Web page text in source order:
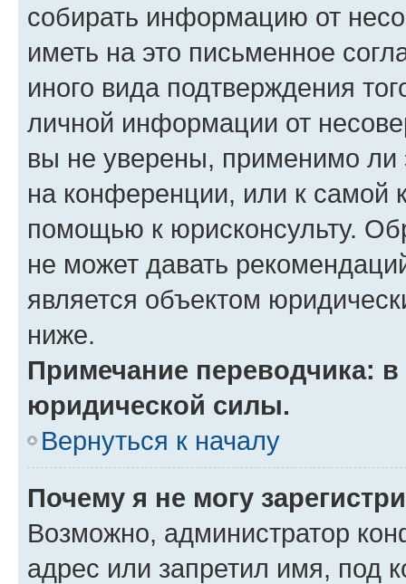
собирать информацию от
иметь на это письменное
иного вида подтверждения
личной информации от
вы не уверены, применимо ли
на конференции, или к самой
помощью к юрисконсульту.
не может давать
является объектом
ниже.
Примечание переводчика:
юридической силы.
Вернуться к началу
Почему я не могу
Возможно, администратор
адрес или запретил имя, под